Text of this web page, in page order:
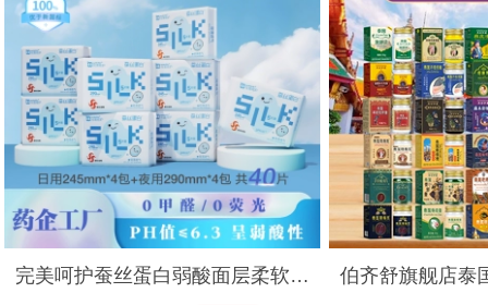
完美呵护蚕丝蛋白弱酸面层柔软顺滑瞬吸透气超薄日用夜用